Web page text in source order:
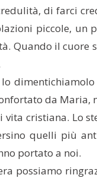
di farci
piccole, un
Quando il cuore
lo
da Maria,
cristiana. Lo
quelli più
portato a noi.
possiamo